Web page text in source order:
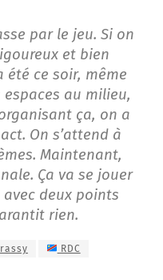
par le jeu. Si on
et bien
été ce soir, même
au milieu,
ça, on a
On s’attend à
Maintenant,
Ça va se jouer
deux points
rien.
RDC